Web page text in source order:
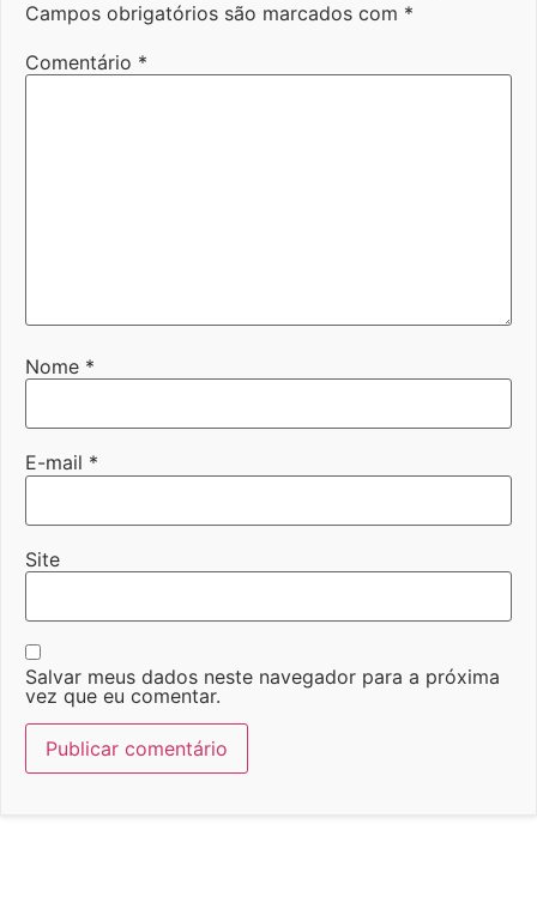
Campos obrigatórios são marcados com *
Comentário *
Nome *
E-mail *
Site
Salvar meus dados neste navegador para a próxima
vez que eu comentar.